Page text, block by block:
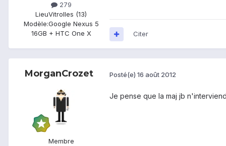
279
LieuVitrolles (13)
Modèle:Google Nexus 5
16GB + HTC One X
Citer
MorganCrozet
Membre
Posté(e) 16 août 2012
Je pense que la maj jb